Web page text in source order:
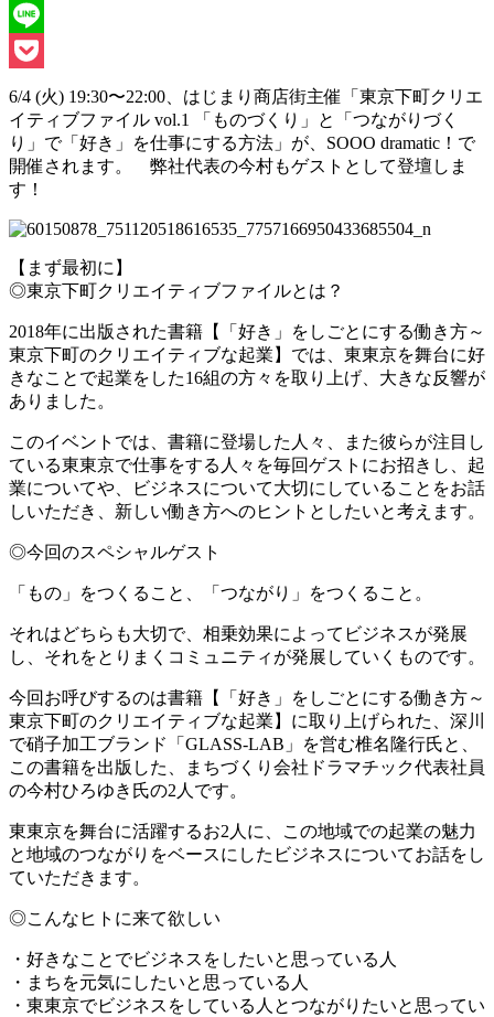
Tumblr
Line
Pocket
6/4 (火) 19:30〜22:00、はじまり商店街主催「東京下町クリエ
イティブファイル vol.1 「ものづくり」と「つながりづく
り」で「好き」を仕事にする方法」が、SOOO dramatic！で
開催されます。 弊社代表の今村もゲストとして登壇しま
す！
【まず最初に】
◎東京下町クリエイティブファイルとは？
2018年に出版された書籍【「好き」をしごとにする働き方～
東京下町のクリエイティブな起業】では、東東京を舞台に好
きなことで起業をした16組の方々を取り上げ、大きな反響が
ありました。
このイベントでは、書籍に登場した人々、また彼らが注目し
ている東東京で仕事をする人々を毎回ゲストにお招きし、起
業についてや、ビジネスについて大切にしていることをお話
しいただき、新しい働き方へのヒントとしたいと考えます。
◎今回のスペシャルゲスト
「もの」をつくること、「つながり」をつくること。
それはどちらも大切で、相乗効果によってビジネスが発展
し、それをとりまくコミュニティが発展していくものです。
今回お呼びするのは書籍【「好き」をしごとにする働き方～
東京下町のクリエイティブな起業】に取り上げられた、深川
で硝子加工ブランド「GLASS-LAB」を営む椎名隆行氏と、
この書籍を出版した、まちづくり会社ドラマチック代表社員
の今村ひろゆき氏の2人です。
東東京を舞台に活躍するお2人に、この地域での起業の魅力
と地域のつながりをベースにしたビジネスについてお話をし
ていただきます。
◎こんなヒトに来て欲しい
・好きなことでビジネスをしたいと思っている人
・まちを元気にしたいと思っている人
・東東京でビジネスをしている人とつながりたいと思ってい